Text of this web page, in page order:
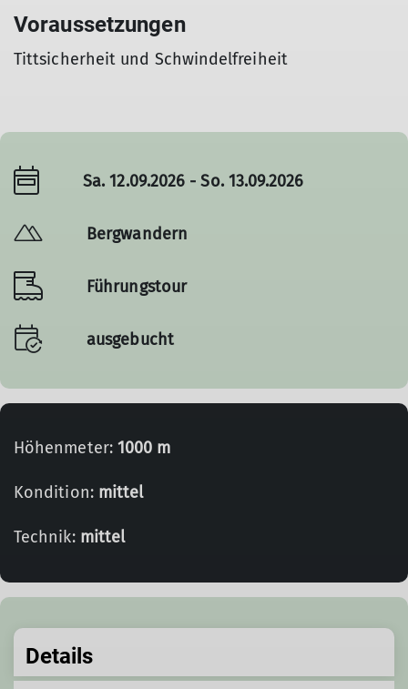
Voraussetzungen
Tittsicherheit und Schwindelfreiheit
Sa. 12.09.2026 - So. 13.09.2026
Bergwandern
Führungstour
ausgebucht
Höhenmeter: 1000 m
Kondition: mittel
Technik: mittel
Details